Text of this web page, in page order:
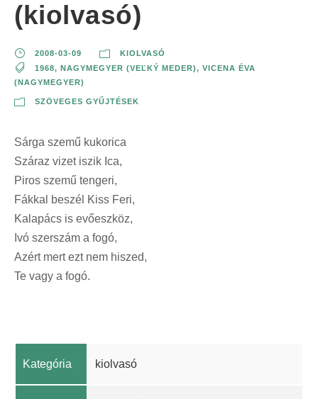
(kiolvasó)
2008-03-09
KIOLVASÓ
1968, NAGYMEGYER (VEĽKÝ MEDER), VICENA ÉVA
(NAGYMEGYER)
SZÖVEGES GYŰJTÉSEK
Sárga szemű kukorica
Száraz vizet iszik Ica,
Piros szemű tengeri,
Fákkal beszél Kiss Feri,
Kalapács is evőeszköz,
Ivó szerszám a fogó,
Azért mert ezt nem hiszed,
Te vagy a fogó.
Kategória kiolvasó